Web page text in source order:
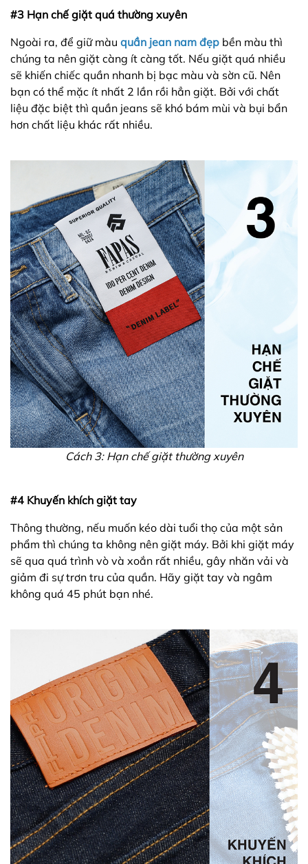
#3 Hạn chế giặt quá thường xuyên
Ngoài ra, để giữ màu quần jean nam đẹp bền màu thì
chúng ta nên giặt càng ít càng tốt. Nếu giặt quá nhiều
sẽ khiến chiếc quần nhanh bị bạc màu và sờn cũ. Nên
bạn có thể mặc ít nhất 2 lần rồi hẳn giặt. Bởi với chất
liệu đặc biệt thì quần jeans sẽ khó bám mùi và bụi bẩn
hơn chất liệu khác rất nhiều.
Cách 3: Hạn chế giặt thường xuyên
#4 Khuyến khích giặt tay
Thông thường, nếu muốn kéo dài tuổi thọ của một sản
phẩm thì chúng ta không nên giặt máy. Bởi khi giặt máy
sẽ qua quá trình vò và xoắn rất nhiều, gây nhăn vải và
giảm đi sự trơn tru của quần. Hãy giặt tay và ngâm
không quá 45 phút bạn nhé.